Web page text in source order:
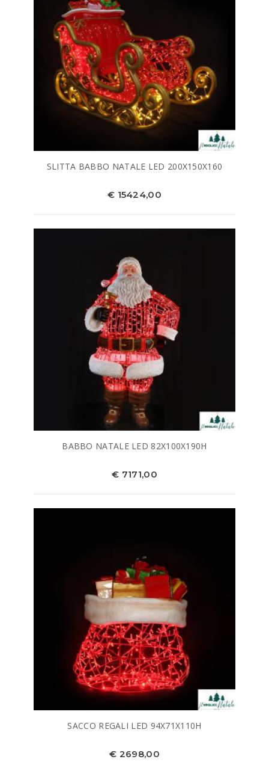
SLITTA BABBO NATALE LED 200X150X160
€ 15424,00
BABBO NATALE LED 82X100X190H
€ 7171,00
SACCO REGALI LED 94X71X110H
€ 2698,00